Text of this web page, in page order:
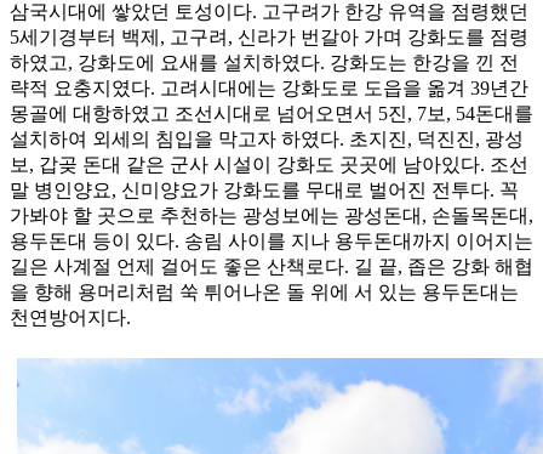
삼국시대에 쌓았던 토성이다. 고구려가 한강 유역을 점령했던
5세기경부터 백제, 고구려, 신라가 번갈아 가며 강화도를 점령
하였고, 강화도에 요새를 설치하였다. 강화도는 한강을 낀 전
략적 요충지였다. 고려시대에는 강화도로 도읍을 옮겨 39년간
몽골에 대항하였고 조선시대로 넘어오면서 5진, 7보, 54돈대를
설치하여 외세의 침입을 막고자 하였다. 초지진, 덕진진, 광성
보, 갑곶 돈대 같은 군사 시설이 강화도 곳곳에 남아있다. 조선
말 병인양요, 신미양요가 강화도를 무대로 벌어진 전투다. 꼭
가봐야 할 곳으로 추천하는 광성보에는 광성돈대, 손돌목돈대,
용두돈대 등이 있다. 송림 사이를 지나 용두돈대까지 이어지는
길은 사계절 언제 걸어도 좋은 산책로다. 길 끝, 좁은 강화 해협
을 향해 용머리처럼 쑥 튀어나온 돌 위에 서 있는 용두돈대는
천연방어지다.